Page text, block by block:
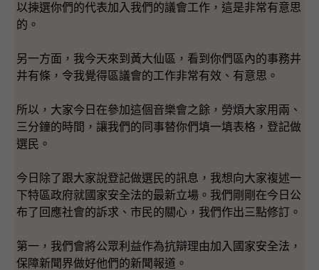
以揀選你們的代表加入我們的議會工作，這是非常有意思
的。
另一方面，我今天來到黃大仙區，看到你們區內的事務井
井有條，令我覺得區議會的工作非常有效、有意思。
所以，大家今日在參加這個音樂會之餘，勞煩大家用兩、
三分鐘的時間，讓我們的同事替你們填一填表格，登記做
選民。
今日除了跟大家說登記做選民的訊息，我想向大家複述一
下特區政府就國家安全法的最新立場。我們剛剛在今日公
布了回應社會的訴求、市民的關心，我們作出三點修訂。
第一，我們會將公眾利益作為抗辯理由加入國家安全法，
保障新聞界做好他們的新聞報道。